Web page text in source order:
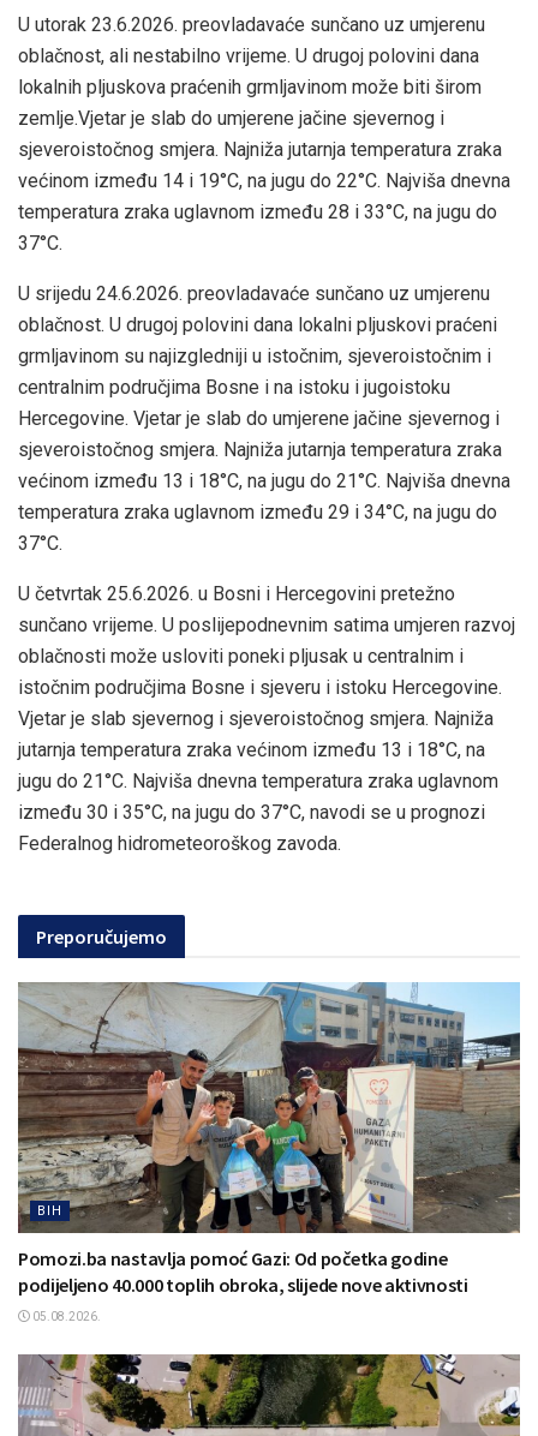
U utorak 23.6.2026. preovladavaće sunčano uz umjerenu
oblačnost, ali nestabilno vrijeme. U drugoj polovini dana
lokalnih pljuskova praćenih grmljavinom može biti širom
zemlje.Vjetar je slab do umjerene jačine sjevernog i
sjeveroistočnog smjera. Najniža jutarnja temperatura zraka
većinom između 14 i 19°C, na jugu do 22°C. Najviša dnevna
temperatura zraka uglavnom između 28 i 33°C, na jugu do
37°C.
U srijedu 24.6.2026. preovladavaće sunčano uz umjerenu
oblačnost. U drugoj polovini dana lokalni pljuskovi praćeni
grmljavinom su najizgledniji u istočnim, sjeveroistočnim i
centralnim područjima Bosne i na istoku i jugoistoku
Hercegovine. Vjetar je slab do umjerene jačine sjevernog i
sjeveroistočnog smjera. Najniža jutarnja temperatura zraka
većinom između 13 i 18°C, na jugu do 21°C. Najviša dnevna
temperatura zraka uglavnom između 29 i 34°C, na jugu do
37°C.
U četvrtak 25.6.2026. u Bosni i Hercegovini pretežno
sunčano vrijeme. U poslijepodnevnim satima umjeren razvoj
oblačnosti može usloviti poneki pljusak u centralnim i
istočnim područjima Bosne i sjeveru i istoku Hercegovine.
Vjetar je slab sjevernog i sjeveroistočnog smjera. Najniža
jutarnja temperatura zraka većinom između 13 i 18°C, na
jugu do 21°C. Najviša dnevna temperatura zraka uglavnom
između 30 i 35°C, na jugu do 37°C, navodi se u prognozi
Federalnog hidrometeoroškog zavoda.
Preporučujemo
BIH
Pomozi.ba nastavlja pomoć Gazi: Od početka godine
podijeljeno 40.000 toplih obroka, slijede nove aktivnosti
05.08.2026.